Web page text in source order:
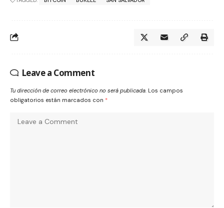
Leave a Comment
Tu dirección de correo electrónico no será publicada. Los campos
obligatorios están marcados con *